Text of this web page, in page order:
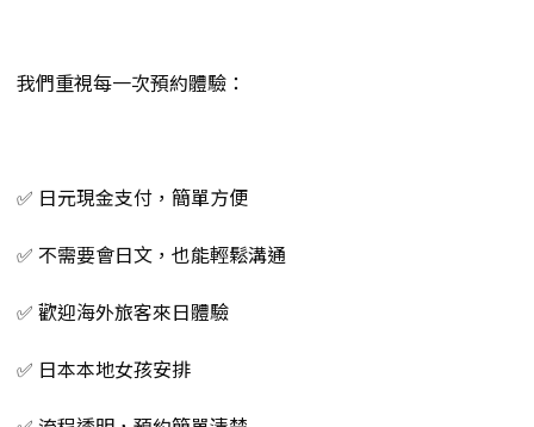
我們重視每一次預約體驗：
✅ 日元現金支付，簡單方便
✅ 不需要會日文，也能輕鬆溝通
✅ 歡迎海外旅客來日體驗
✅ 日本本地女孩安排